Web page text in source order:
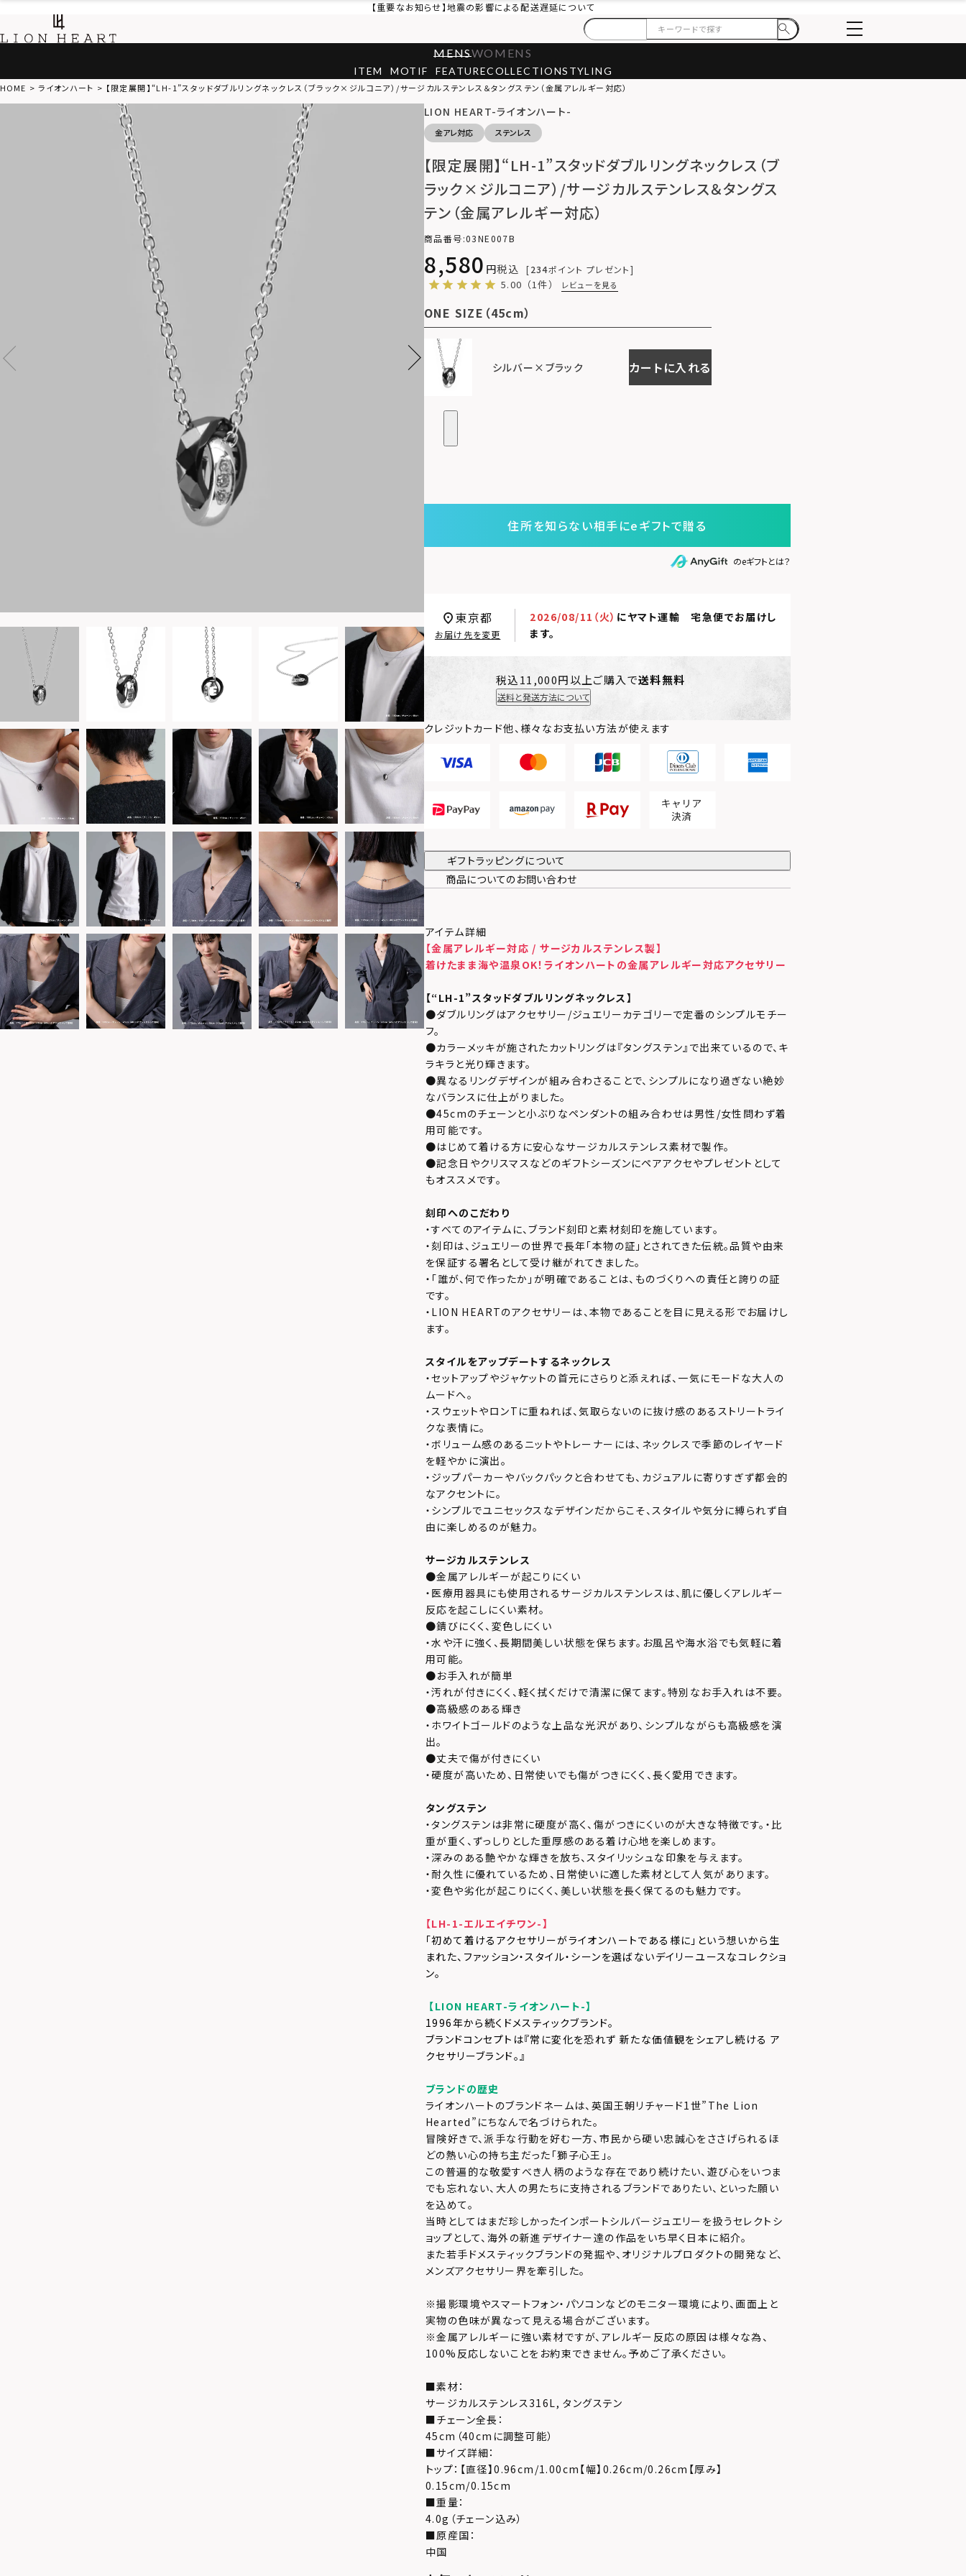
【重要なお知らせ】地震の影響による配送遅延について
MENSWOMENS
ITEM MOTIF FEATURECOLLECTIONSTYLING
HOME ライオンハート 【限定展開】“LH-1”スタッドダブルリングネックレス（ブラック×ジルコニア）/サージカルステンレス＆タングステン（金属アレルギー対応）
LION HEART-ライオンハート-
金アレ対応 ステンレス
【限定展開】“LH-1”スタッドダブルリングネックレス（ブ
ラック×ジルコニア）/サージカルステンレス＆タングス
テン（金属アレルギー対応）
商品番号 03NE007B
8,580 税込 234ポイント プレゼント
5.00 （1件） レビューを見る
ONE SIZE（45cm）
シルバー×ブラック カートに入れる
住所を知らない相手にeギフトで贈る
のeギフトとは？
2026/08/11（火） にヤマト運輸 宅急便でお届けし
ます。
東京都
お届け先を変更
税込11,000円以上ご購入で送料無料
送料と発送方法について
クレジットカード他、様々なお支払い方法が使えます
ギフトラッピングについて
商品についてのお問い合わせ
アイテム詳細
【金属アレルギー対応 / サージカルステンレス製】
着けたまま海や温泉OK！ライオンハートの金属アレルギー対応アクセサリー
【“LH-1”スタッドダブルリングネックレス】
●ダブルリングはアクセサリー/ジュエリーカテゴリーで定番のシンプルモチー
フ。
●カラーメッキが施されたカットリングは『タングステン』で出来ているので、キ
ラキラと光り輝きます。
●異なるリングデザインが組み合わさることで、シンプルになり過ぎない絶妙
なバランスに仕上がりました。
●45cmのチェーンと小ぶりなペンダントの組み合わせは男性/女性問わず着
用可能です。
●はじめて着ける方に安心なサージカルステンレス素材で製作。
●記念日やクリスマスなどのギフトシーズンにペアアクセやプレゼントとして
もオススメです。
刻印へのこだわり
・すべてのアイテムに、ブランド刻印と素材刻印を施しています。
・刻印は、ジュエリーの世界で長年「本物の証」とされてきた伝統。品質や由来
を保証する署名として受け継がれてきました。
・「誰が、何で作ったか」が明確であることは、ものづくりへの責任と誇りの証
です。
・LION HEARTのアクセサリーは、本物であることを目に見える形でお届けし
ます。
スタイルをアップデートするネックレス
・セットアップやジャケットの首元にさらりと添えれば、一気にモードな大人の
ムードへ。
・スウェットやロンTに重ねれば、気取らないのに抜け感のあるストリートライ
クな表情に。
・ボリューム感のあるニットやトレーナーには、ネックレスで季節のレイヤード
を軽やかに演出。
・ジップパーカーやバックパックと合わせても、カジュアルに寄りすぎず都会的
なアクセントに。
・シンプルでユニセックスなデザインだからこそ、スタイルや気分に縛られず自
由に楽しめるのが魅力。
サージカルステンレス
●金属アレルギーが起こりにくい
・医療用器具にも使用されるサージカルステンレスは、肌に優しくアレルギー
反応を起こしにくい素材。
●錆びにくく、変色しにくい
・水や汗に強く、長期間美しい状態を保ちます。お風呂や海水浴でも気軽に着
用可能。
●お手入れが簡単
・汚れが付きにくく、軽く拭くだけで清潔に保てます。特別なお手入れは不要。
●高級感のある輝き
・ホワイトゴールドのような上品な光沢があり、シンプルながらも高級感を演
出。
●丈夫で傷が付きにくい
・硬度が高いため、日常使いでも傷がつきにくく、長く愛用できます。
タングステン
・タングステンは非常に硬度が高く、傷がつきにくいのが大きな特徴です。・比
重が重く、ずっしりとした重厚感のある着け心地を楽しめます。
・深みのある艶やかな輝きを放ち、スタイリッシュな印象を与えます。
・耐久性に優れているため、日常使いに適した素材として人気があります。
・変色や劣化が起こりにくく、美しい状態を長く保てるのも魅力です。
【LH-1-エルエイチワン-】
「初めて着けるアクセサリーがライオンハートである様に」という想いから生
まれた、ファッション・スタイル・シーンを選ばないデイリーユースなコレクショ
ン。
【LION HEART-ライオンハート-】
1996年から続くドメスティックブランド。
ブランドコンセプトは『常に変化を恐れず 新たな価値観をシェアし続ける ア
クセサリーブランド。』
ブランドの歴史
ライオンハートのブランドネームは、英国王朝リチャード1世”The Lion
Hearted”にちなんで名づけられた。
冒険好きで、派手な行動を好む一方、市民から硬い忠誠心をささげられるほ
どの熱い心の持ち主だった「獅子心王」。
この普遍的な敬愛すべき人柄のような存在であり続けたい、遊び心をいつま
でも忘れない、大人の男たちに支持されるブランドでありたい、といった願い
を込めて。
当時としてはまだ珍しかったインポートシルバージュエリーを扱うセレクトシ
ョップとして、海外の新進デザイナー達の作品をいち早く日本に紹介。
また若手ドメスティックブランドの発掘や、オリジナルプロダクトの開発など、
メンズアクセサリー界を牽引した。
※撮影環境やスマートフォン・パソコンなどのモニター環境により、画面上と
実物の色味が異なって見える場合がございます。
※金属アレルギーに強い素材ですが、アレルギー反応の原因は様々な為、
100%反応しないことをお約束できません。予めご了承ください。
■素材：
サージカルステンレス316L, タングステン
■チェーン全長：
45cm（40cmに調整可能）
■サイズ詳細：
トップ：【直径】0.96cm/1.00cm【幅】0.26cm/0.26cm【厚み】
0.15cm/0.15cm
■重量：
4.0g（チェーン込み）
■原産国：
中国